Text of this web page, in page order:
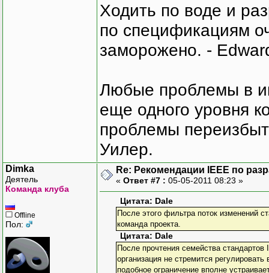
Ходить по воде и
по спецификациям
заморожено. -
Любые проблемы в
еще одного уровня
проблемы
Уилер.
Dimka
Деятель
Команда клуба
Offline
Пол:
Re: Рекомендации IEEE по
« Ответ #7 : 05-05-2011 08:23 »
Цитата: Dale
После этого фильтра поток изменений
команда проекта.
Цитата: Dale
После прочтения семейства
организация не стремится
подобное ограничение вполне